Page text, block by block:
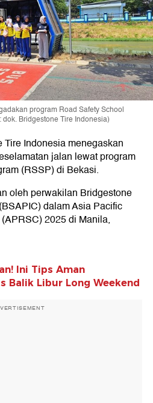
program Road Safety School
Bridgestone Tire Indonesia)
Tire Indonesia menegaskan
jalan lewat program
(RSSP) di Bekasi.
oleh perwakilan Bridgestone
dalam Asia Pacific
2025 di Manila,
Ini Tips Aman
Balik Libur Long Weekend